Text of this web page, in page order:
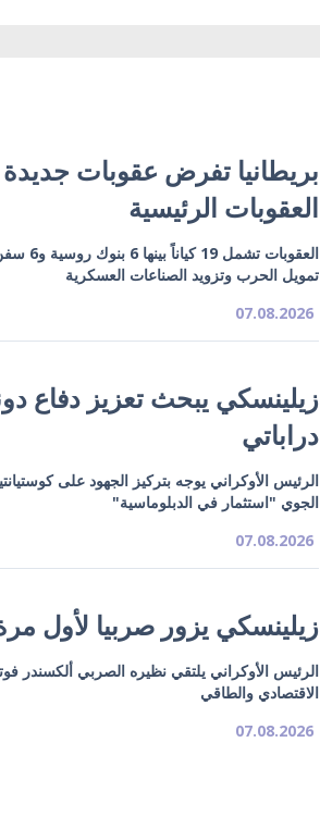
بريطانيا تفرض عقوبات
العقوبات الرئيسية
تمويل الحرب وتزويد الصناعات العسكرية
07.08.2026
زيلينسكي يبحث تعزيز دفاع
دراباتي
الرئيس الأوكراني يوجه بتركيز الجهود على
الجوي "استثمار في الدبلوماسية"
07.08.2026
زيلينسكي يزور صربيا لأول
الرئيس الأوكراني يلتقي نظيره الصربي ألكسندر
الاقتصادي والطاقي
07.08.2026